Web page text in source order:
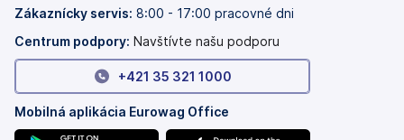
kartou)
Zákaznícky servis: 8:00 - 17:00 pracovné dni
Centrum podpory: Navštívte našu podporu
+421 35 321 1000
Mobilná aplikácia Eurowag Office